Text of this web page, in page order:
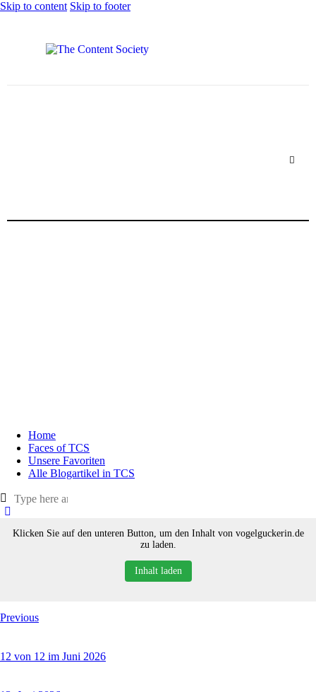
Skip to content Skip to footer
Home
Faces of TCS
Unsere Favoriten
Alle Blogartikel in TCS
Klicken Sie auf den unteren Button, um den Inhalt von vogelguckerin.de
zu laden.
Inhalt laden
Previous
12 von 12 im Juni 2026